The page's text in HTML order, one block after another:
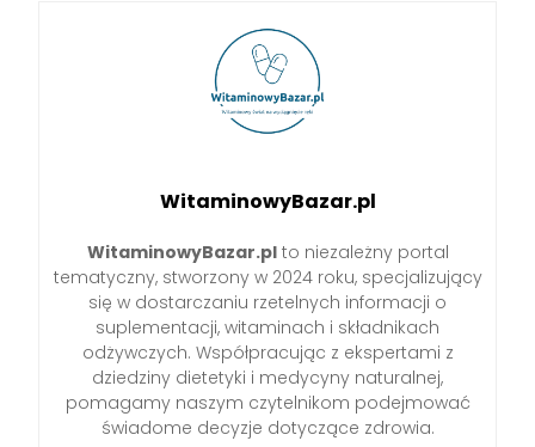
WitaminowyBazar.pl
WitaminowyBazar.plto niezależny portal
tematyczny, stworzony w 2024 roku, specjalizujący
się w dostarczaniu rzetelnych informacji o
suplementacji, witaminach i składnikach
odżywczych. Współpracując z ekspertami z
dziedziny dietetyki i medycyny naturalnej,
pomagamy naszym czytelnikom podejmować
świadome decyzje dotyczące zdrowia.